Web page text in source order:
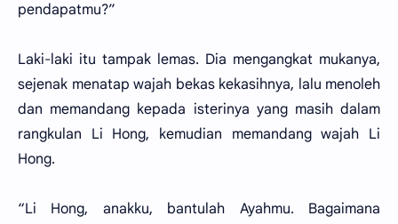
pendapatmu?”
Laki-laki itu tampak lemas. Dia mengangkat mukanya,
sejenak menatap wajah bekas kekasihnya, lalu menoleh
dan memandang kepada isterinya yang masih dalam
rangkulan Li Hong, kemudian memandang wajah Li
Hong.
“Li Hong, anakku, bantulah Ayahmu. Bagaimana